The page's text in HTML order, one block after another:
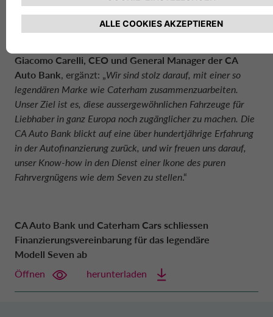
wir überzeugt, dass noch mehr Auto-Enthusiasten das
einzigartige Fahrerlebnis eines Caterham Seven geniessen
können.“
Giacomo Carelli, CEO und General Manager der CA
Auto Bank, ergänzt: „Wir sind stolz darauf, mit einer so
legendären Marke wie Caterham zusammenzuarbeiten.
Unser Ziel ist es, diese aussergewöhnlichen Fahrzeuge für
Liebhaber in ganz Europa noch zugänglicher zu machen. Die
CA Auto Bank blickt auf eine über hundertjährige Erfahrung
in der Autofinanzierung zurück, und wir freuen uns darauf,
unser Know-how in den Dienst einer Ikone des puren
Fahrvergnügens wie dem Seven zu stellen.“
CA Auto Bank und Caterham Cars schliessen
Finanzierungsvereinbarung für das legendäre
Modell Seven ab
Öffnen
herunterladen